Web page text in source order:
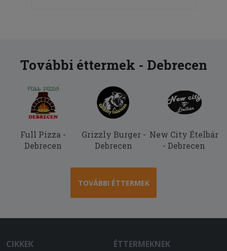
További éttermek - Debrecen
Full Pizza -
Debrecen
Grizzly Burger -
Debrecen
New City Ételbár
- Debrecen
TOVÁBBI ÉTTERMEK
CIKKEK
ÉTTERMEKNEK